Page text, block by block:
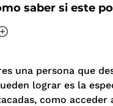
saber si este
una persona que
lograr es la
como